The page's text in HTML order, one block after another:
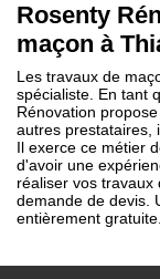
Rosenty
maçon à
Les travaux de
spécialiste. En tant
Rénovation
autres prestataires,
Il exerce ce métier
d'avoir une
réaliser vos
demande de devis.
entièrement gratuite.